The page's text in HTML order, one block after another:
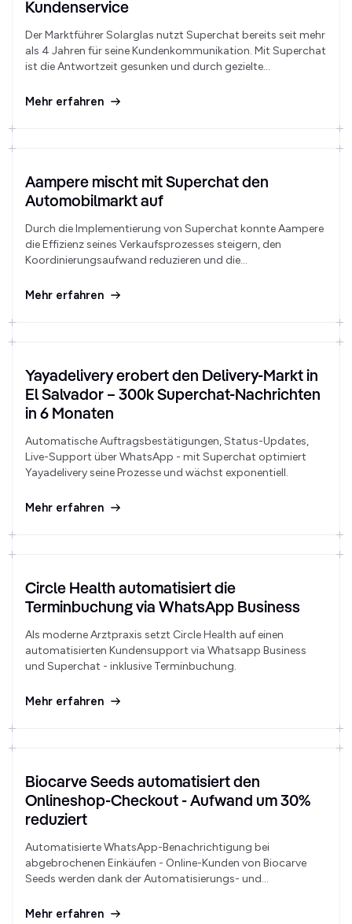
Kundenservice
Der Marktführer Solarglas nutzt Superchat bereits seit mehr
als 4 Jahren für seine Kundenkommunikation. Mit Superchat
ist die Antwortzeit gesunken und durch gezielte
gestiegen.
Mehr erfahren
Aampere mischt mit Superchat den
Automobilmarkt auf
Durch die Implementierung von Superchat konnte Aampere
die Effizienz seines Verkaufsprozesses steigern, den
Koordinierungsaufwand reduzieren und die
gezielte Automatisierungen erhöhen.
Mehr erfahren
Yayadelivery erobert den Delivery-Markt in
El Salvador – 300k Superchat-Nachrichten
in 6 Monaten
Automatische Auftragsbestätigungen, Status-Updates,
Live-Support über WhatsApp - mit Superchat optimiert
Yayadelivery seine Prozesse und wächst exponentiell.
Mehr erfahren
Circle Health automatisiert die
Terminbuchung via WhatsApp Business
Als moderne Arztpraxis setzt Circle Health auf einen
automatisierten Kundensupport via Whatsapp Business
und Superchat - inklusive Terminbuchung.
Mehr erfahren
Biocarve Seeds automatisiert den
Onlineshop-Checkout - Aufwand um 30%
reduziert
Automatisierte WhatsApp-Benachrichtigung bei
abgebrochenen Einkäufen - Online-Kunden von Biocarve
Seeds werden dank der Automatisierungs- und
erinnert, den Bestellvorgang abzuschließen. Die
Mehr erfahren